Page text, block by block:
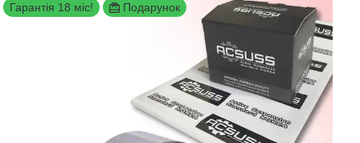
Гарантія 18 міс! Подарунок